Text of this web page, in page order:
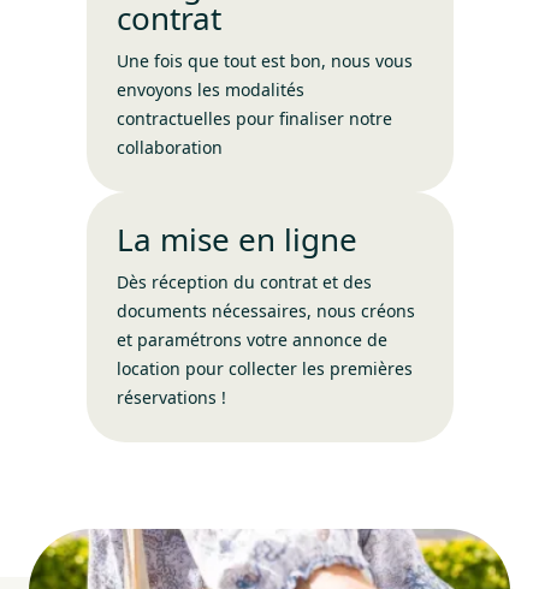
contrat
Une fois que tout est bon, nous vous
envoyons les modalités
contractuelles pour finaliser notre
collaboration
La mise en ligne
Dès réception du contrat et des
documents nécessaires, nous créons
et paramétrons votre annonce de
location pour collecter les premières
réservations !